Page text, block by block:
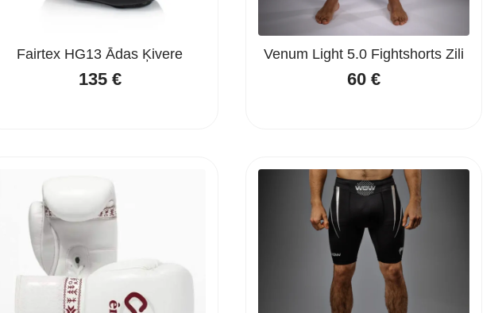
Fairtex HG13 Ādas Ķivere
135 €
Venum Light 5.0 Fightshorts Zili
60 €